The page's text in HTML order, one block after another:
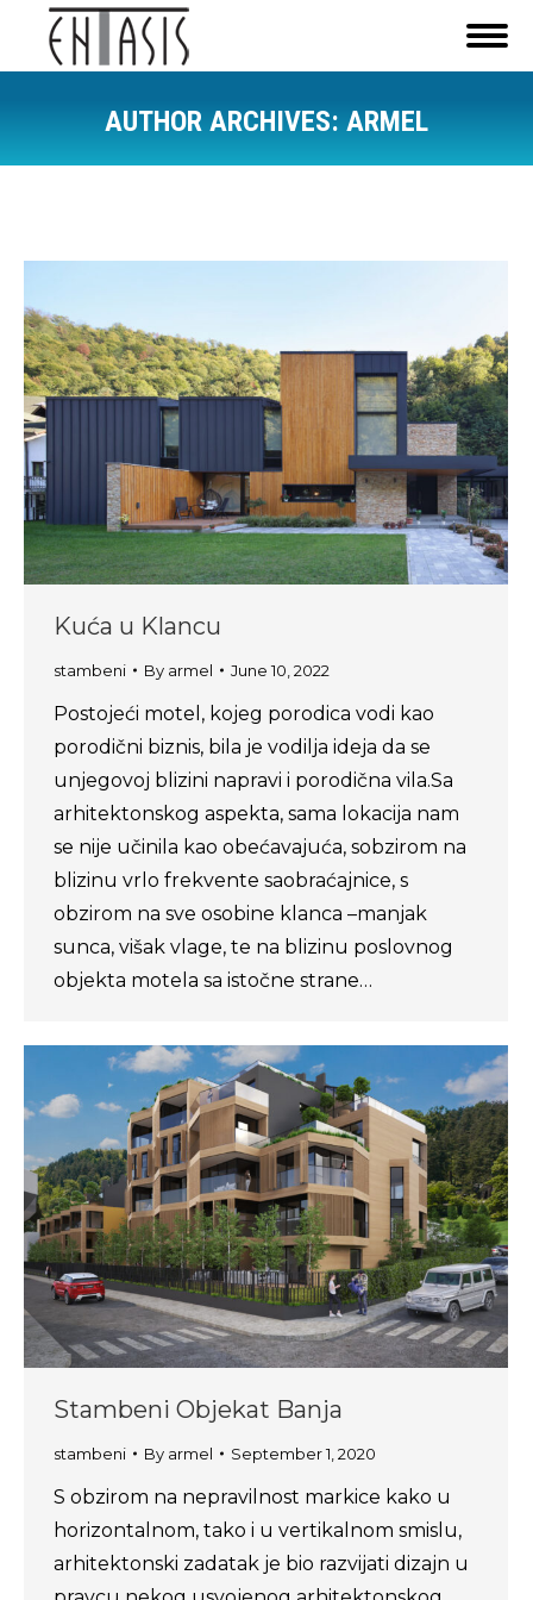
AUTHOR ARCHIVES: ARMEL
Kuća u Klancu
stambeni By armel June 10, 2022
Postojeći motel, kojeg porodica vodi kao
porodični biznis, bila je vodilja ideja da se
unjegovoj blizini napravi i porodična vila.Sa
arhitektonskog aspekta, sama lokacija nam
se nije učinila kao obećavajuća, sobzirom na
blizinu vrlo frekvente saobraćajnice, s
obzirom na sve osobine klanca –manjak
sunca, višak vlage, te na blizinu poslovnog
objekta motela sa istočne strane…
Stambeni Objekat Banja
stambeni By armel September 1, 2020
S obzirom na nepravilnost markice kako u
horizontalnom, tako i u vertikalnom smislu,
arhitektonski zadatak je bio razvijati dizajn u